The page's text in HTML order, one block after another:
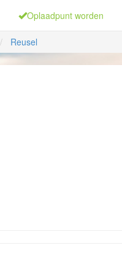
Oplaadpunt worden
Reusel